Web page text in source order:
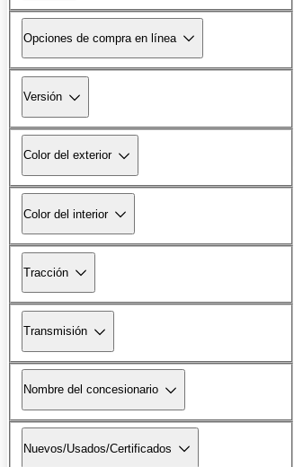
Opciones de compra en línea
Versión
Color del exterior
Color del interior
Tracción
Transmisión
Nombre del concesionario
Nuevos/Usados/Certificados